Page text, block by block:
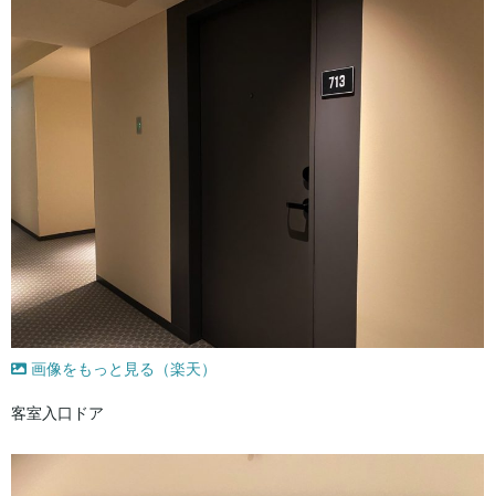
画像をもっと見る（楽天）
客室入口ドア